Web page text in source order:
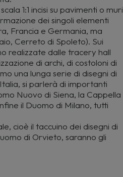
1:1 incisi su pavimenti o muri
dei singoli elementi
Francia e Germania, ma
Cerreto di Spoleto). Sui
realizzate dalle tracery hall
di archi, di costoloni di
una lunga serie di disegni di
si parlerà di importanti
Nuovo di Siena, la Cappella
il Duomo di Milano, tutti
cioè il taccuino dei disegni di
di Orvieto, saranno gli